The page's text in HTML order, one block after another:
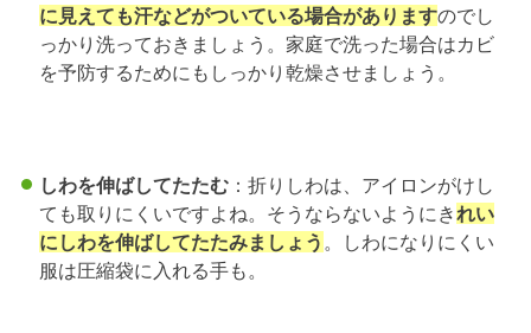
に見えても汗などがついている場合がありますのでし
っかり洗っておきましょう。家庭で洗った場合はカビ
を予防するためにもしっかり乾燥させましょう。
しわを伸ばしてたたむ：折りしわは、アイロンがけし
ても取りにくいですよね。そうならないようにきれい
にしわを伸ばしてたたみましょう 。しわになりにくい
服は圧縮袋に入れる手も。